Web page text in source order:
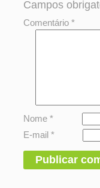
Campos
Comentário*
Nome*
E-mail*